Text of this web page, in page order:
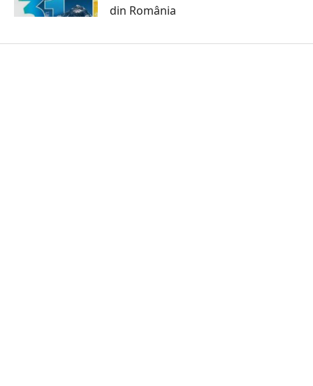
din România